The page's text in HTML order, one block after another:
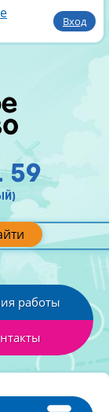
Вход
59
работы